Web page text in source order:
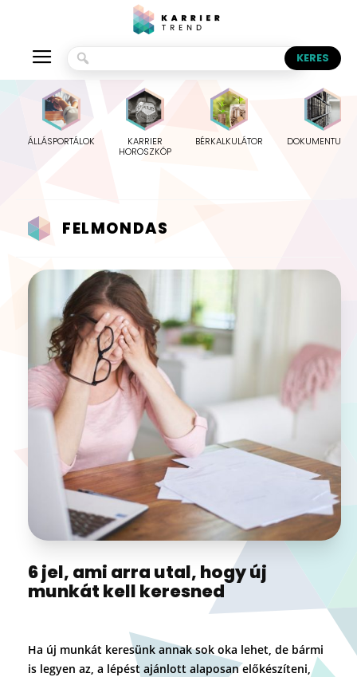
ÁLLÁSPORTÁLOK
KARRIER
HOROSZKÓP
BÉRKALKULÁTOR
FELMONDAS
6 jel, ami arra utal, hogy új
munkát kell keresned
Ha új munkát keresünk annak sok oka lehet, de bármi
is legyen az, a lépést ajánlott alaposan előkészíteni,